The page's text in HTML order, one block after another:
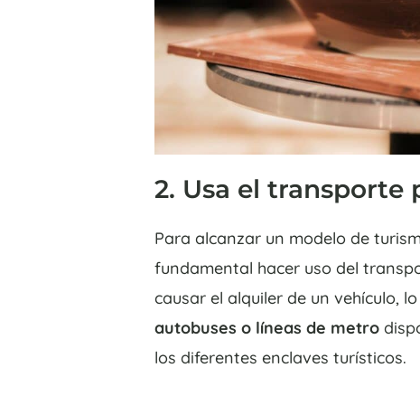
2. Usa el transporte
Para alcanzar un modelo de
fundamental hacer uso del
causar el alquiler de un vehículo,
autobuses o líneas de metro
los diferentes enclaves turísticos.